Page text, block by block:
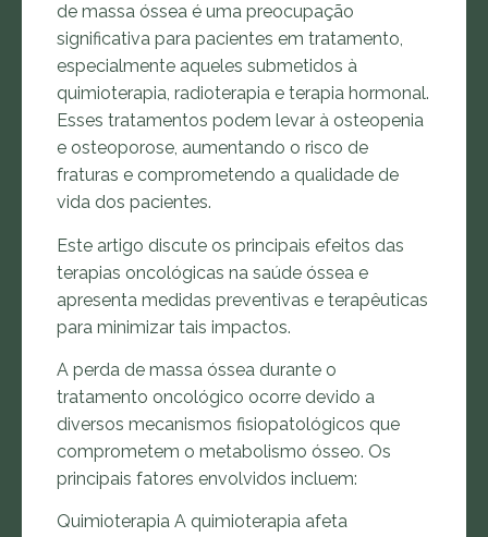
de massa óssea é uma preocupação
significativa para pacientes em tratamento,
especialmente aqueles submetidos à
quimioterapia, radioterapia e terapia hormonal.
Esses tratamentos podem levar à osteopenia
e osteoporose, aumentando o risco de
fraturas e comprometendo a qualidade de
vida dos pacientes.
Este artigo discute os principais efeitos das
terapias oncológicas na saúde óssea e
apresenta medidas preventivas e terapêuticas
para minimizar tais impactos.
A perda de massa óssea durante o
tratamento oncológico ocorre devido a
diversos mecanismos fisiopatológicos que
comprometem o metabolismo ósseo. Os
principais fatores envolvidos incluem:
Quimioterapia A quimioterapia afeta